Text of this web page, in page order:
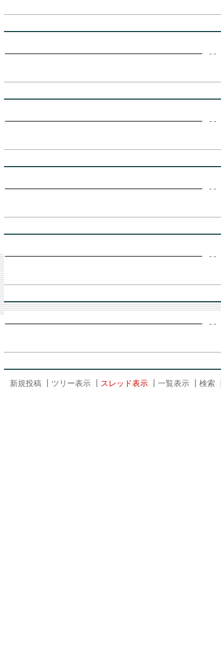
- -
- -
- -
- -
- -
新規投稿 ツリー表示 スレッド表示 一覧表示 検索